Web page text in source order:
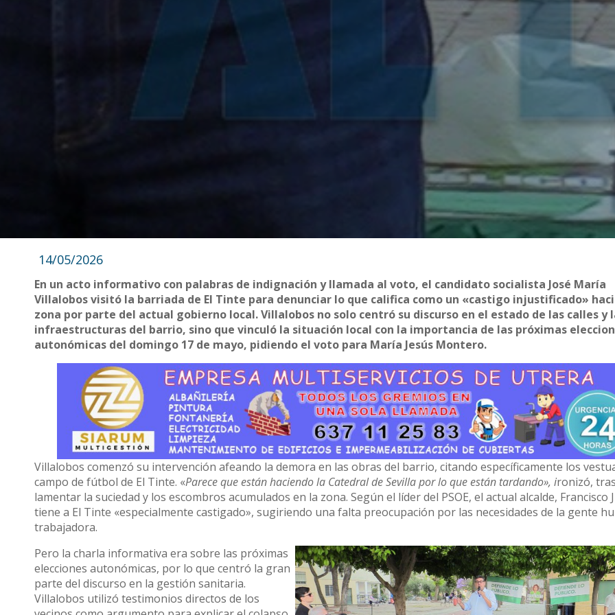
14/05/2026
En un acto informativo con palabras de indignación y llamada al voto, el candidato socialista José María
Villalobos visitó la barriada de El Tinte para denunciar lo que califica como un «castigo injustificado»
zona por parte del actual gobierno local. Villalobos no solo centró su discurso en el estado de las calles y
infraestructuras del barrio, sino que vinculó la situación local con la importancia de las próximas
autonómicas del domingo 17 de mayo, pidiendo el voto para María Jesús Montero.
Villalobos comenzó su intervención afeando la demora en las obras del barrio, citando específicamente los
campo de fútbol de El Tinte. «Parece que están haciendo la Catedral de Sevilla por lo que están tardando», ironizó,
lamentar la suciedad y los escombros acumulados en la zona. Según el líder del PSOE, el actual alcalde, Francisco
tiene a El Tinte «especialmente castigado», sugiriendo una falta preocupación por las necesidades de la gente
trabajadora.
Pero la charla informativa era sobre las próximas
elecciones autonómicas, por lo que centró la gran
parte del discurso en la gestión sanitaria.
Villalobos utilizó testimonios directos de los